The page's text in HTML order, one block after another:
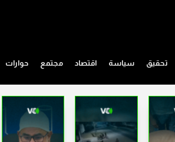
تحقيق سياسة اقتصاد مجتمع حوارات